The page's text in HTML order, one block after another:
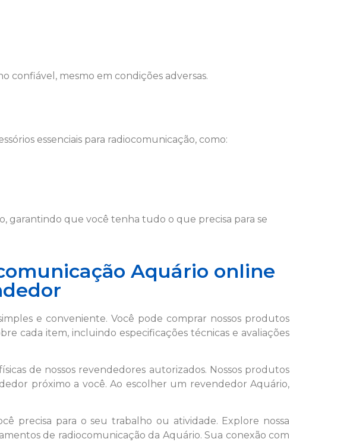
confiável, mesmo em condições adversas.
essenciais para radiocomunicação, como:
garantindo que você tenha tudo o que precisa para se
Aquário online
e conveniente. Você pode comprar nossos produtos
cada item, incluindo especificações técnicas e avaliações
de nossos revendedores autorizados. Nossos produtos
próximo a você. Ao escolher um revendedor Aquário,
precisa para o seu trabalho ou atividade. Explore nossa
de radiocomunicação da Aquário. Sua conexão com